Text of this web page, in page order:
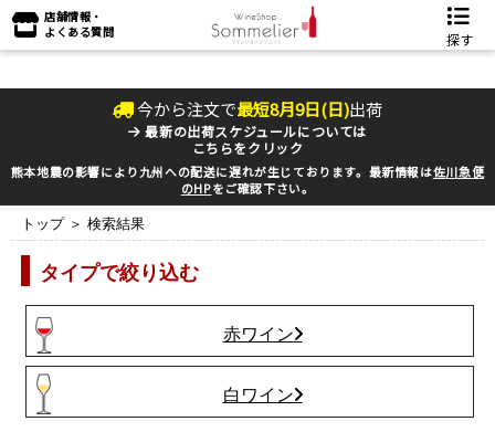
店舗情報・
よくある質問
探す
今から注文で最短8月9日(日)出荷
最新の出荷スケジュールについては
こちらをクリック
熊本地震の影響により九州への配送に遅れが生じております。最新情報は佐川急便
のHPをご確認下さい。
トップ ＞ 検索結果
タイプで絞り込む
赤ワイン
白ワイン